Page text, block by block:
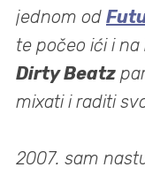
jednom od
te počeo ići i na
Dirty Beatz
mixati i raditi
2007. sam